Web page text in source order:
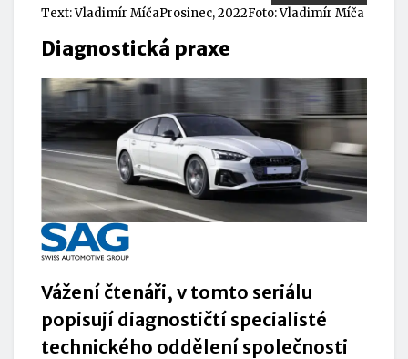
Text:Vladimír MíčaProsinec, 2022Foto: Vladimír Míča
Diagnostická praxe
Vážení čtenáři, v tomto seriálu
popisují diagnostičtí specialisté
technického oddělení společnosti